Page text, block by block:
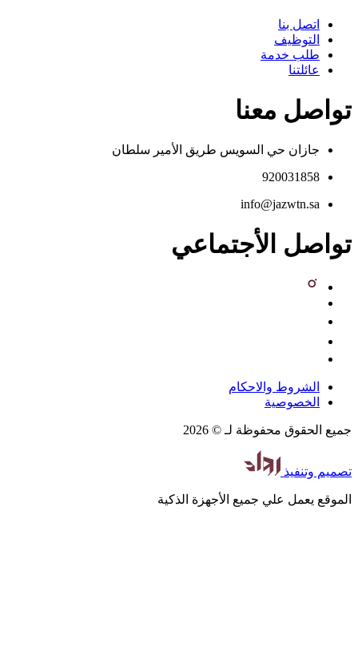
اتصل بنا
التوظيف
طلب خدمة
عائلتنا
تواصل معنا
جازان حي السويس طريق الأمير سلطان
920031858
info@jazwtn.sa
تواصل الأجتماعي
الشروط والاحكام
الخصوصية
جميع الحقوق محفوظة لـ © 2026
تصميم وتنفيذ
الموقع يعمل علي جميع الأجهزة الذكية